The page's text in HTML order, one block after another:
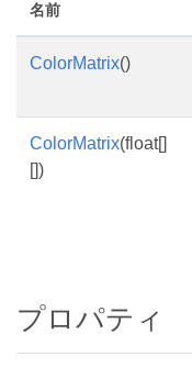
名前
ColorMatrix()
ColorMatrix(float[]
[])
プロパティ